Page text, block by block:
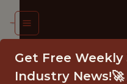
Get Free
Industry News!🚀